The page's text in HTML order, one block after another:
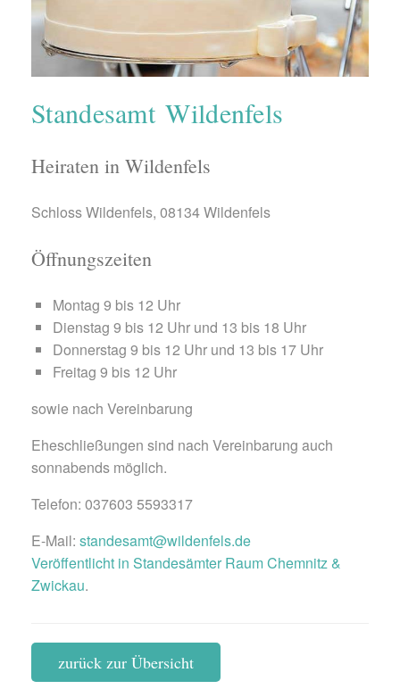
Standesamt Wildenfels
Heiraten in Wildenfels
Schloss Wildenfels, 08134 Wildenfels
Öffnungszeiten
Montag 9 bis 12 Uhr
Dienstag 9 bis 12 Uhr und 13 bis 18 Uhr
Donnerstag 9 bis 12 Uhr und 13 bis 17 Uhr
Freitag 9 bis 12 Uhr
sowie nach Vereinbarung
Eheschließungen sind nach Vereinbarung auch
sonnabends möglich.
Telefon: 037603 5593317
E-Mail: standesamt@wildenfels.de
Veröffentlicht in Standesämter Raum Chemnitz &
Zwickau.
zurück zur Übersicht